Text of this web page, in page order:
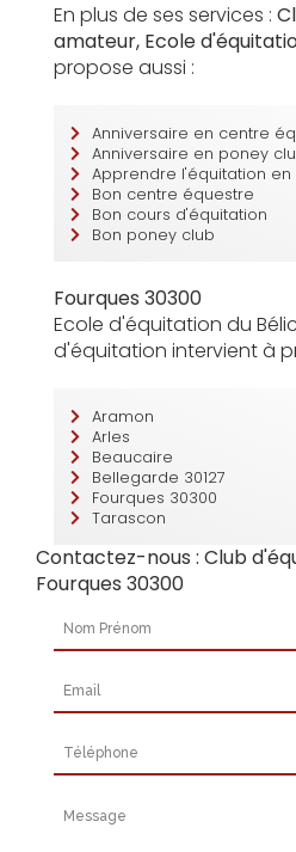
En plus de ses services :
amateur, Ecole
propose aussi :
Anniversaire en centre
Anniversaire en poney
Apprendre l'équitation
Bon centre équestre
Bon cours d'équitation
Bon poney club
Fourques 30300
Ecole d'équitation du
d'équitation intervient à
Aramon
Arles
Beaucaire
Bellegarde 30127
Fourques 30300
Tarascon
Contactez-nous : Club
Fourques 30300
Nom Prénom
Email
Téléphone
Message